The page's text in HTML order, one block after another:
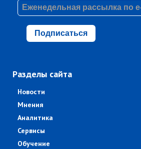
Подписаться
Разделы сайта
Новости
Мнения
Аналитика
Сервисы
Обучение